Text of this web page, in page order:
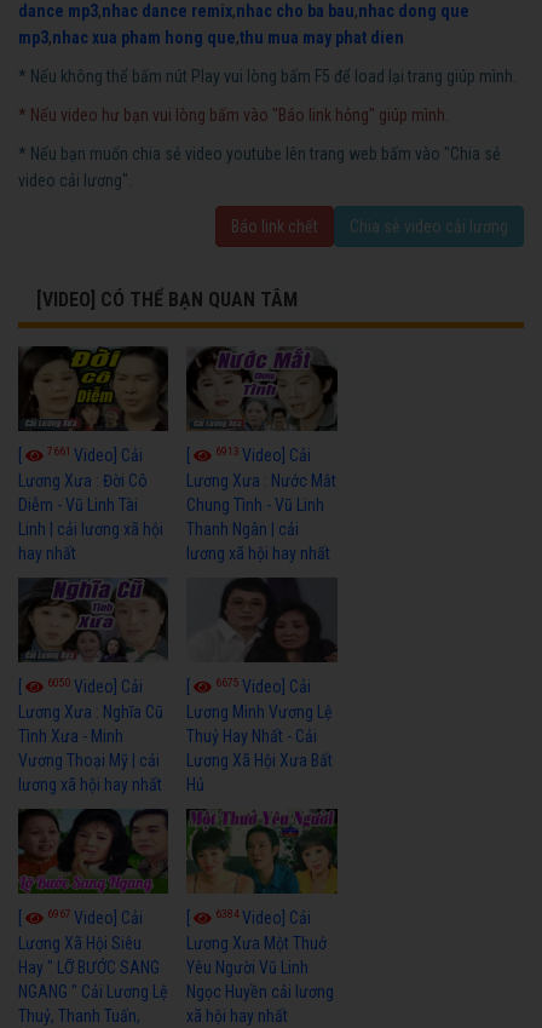
dance mp3,nhac dance remix,nhac cho ba bau,nhac dong que
mp3,nhac xua pham hong que,thu mua may phat dien
* Nếu không thể bấm nút Play vui lòng bấm F5 để load lại trang giúp mình.
* Nếu video hư bạn vui lòng bấm vào "Báo link hỏng" giúp mình.
* Nếu bạn muốn chia sẻ video youtube lên trang web bấm vào "Chia sẻ
video cải lương".
Báo link chết Chia sẻ video cải lương
[VIDEO] CÓ THỂ BẠN QUAN TÂM
7661 Video] Cải
Lương Xưa : Đời Cô
Diễm - Vũ Linh Tài
Linh | cải lương xã hội
hay nhất
6913Video] Cải
Lương Xưa : Nước Mắt
Chung Tình - Vũ Linh
Thanh Ngân | cải
lương xã hội hay nhất
6050 Video] Cải
Lương Xưa : Nghĩa Cũ
Tình Xưa - Minh
Vương Thoại Mỹ | cải
lương xã hội hay nhất
6675Video] Cải
Lương Minh Vương Lệ
Thuỷ Hay Nhất - Cải
Lương Xã Hội Xưa Bất
Hủ
6967 Video] Cải
Lương Xã Hội Siêu
Hay " LỠ BƯỚC SANG
NGANG " Cải Lương Lệ
Thuỷ, Thanh Tuấn,
6384Video] Cải
Lương Xưa Một Thuở
Yêu Người Vũ Linh
Ngọc Huyền cải lương
xã hội hay nhất